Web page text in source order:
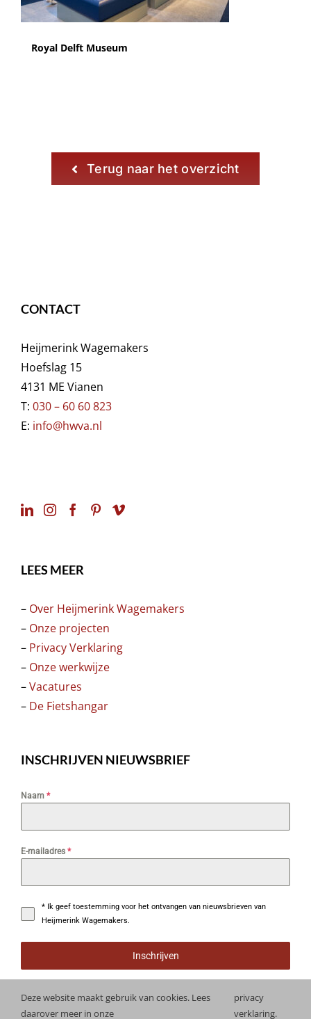
Royal Delft Museum
Terug naar het overzicht
CONTACT
Heijmerink Wagemakers
Hoefslag 15
4131 ME Vianen
T: 030 – 60 60 823
E: info@hwva.nl
LEES MEER
– Over Heijmerink Wagemakers
– Onze projecten
– Privacy Verklaring
– Onze werkwijze
–Vacatures
– De Fietshangar
INSCHRIJVEN NIEUWSBRIEF
Naam *
E-mailadres *
* Ik geef toestemming voor het ontvangen van nieuwsbrieven van
Heijmerink Wagemakers.
Inschrijven
Deze website maakt gebruik van cookies. Lees
daarover meer in onze
privacy
verklaring.